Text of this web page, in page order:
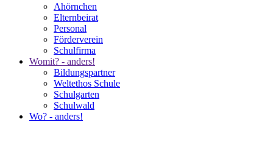
Ahörnchen
Elternbeirat
Personal
Förderverein
Schulfirma
Womit? - anders!
Bildungspartner
Weltethos Schule
Schulgarten
Schulwald
Wo? - anders!